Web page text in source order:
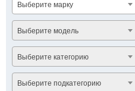
Выберите марку
Выберите модель
Выберите категорию
Выберите подкатегорию